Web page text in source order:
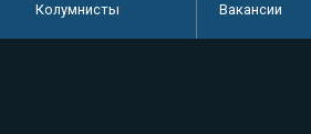
Колумнисты
Вакансии